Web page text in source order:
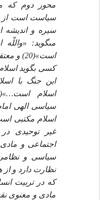
محور دوم كه
سياست است از
سيره و انديشه
مى‏گويد:
است»(20)
كسى بگويد
اين جنگ با
سياسى الهى
اسلام مكتبى
غير توحيدى
اجتماعى و
سياسى و
نظارت دارد و از
كه در تربيت
مادى و معنوى